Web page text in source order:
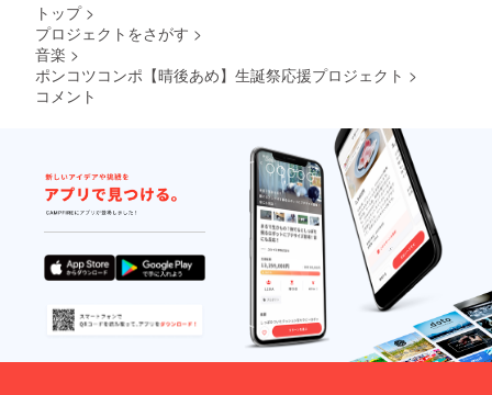
と予め
い。 ※
リター
ン品へ
記載さ
せてい
ただく
お名前
は全て
統一で
お願い
してお
す。 ※
複数ご
しま
す。 ※
ドフラ
ワー前
ボード
のお持
ち帰り
不可 ※7
文字以
上のお
名前・
特殊文
字・記
号は使
用でき
ませ
誕祭ご
支援者
てお名
前を掲
載させ
ていた
だきま
す。 ④
クラウ
ドファ
ンディ
ング限
定ブロ
マイド
開催
後、タ
写真の
データ
SNSで
のアッ
プロー
ド後
CAMPF
IREの
メッ
セージ
機能を
利用し
て共有
させて
いただ
きま
トップ >
プロジェクトをさがす >
音楽 >
ポンコツコンポ【晴後あめ】生誕祭応援プロジェクト >
コメント